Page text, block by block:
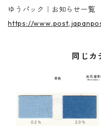
ゆうパック｜お知らせ一覧
https://
同じカ